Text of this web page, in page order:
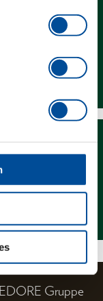
Gruppe